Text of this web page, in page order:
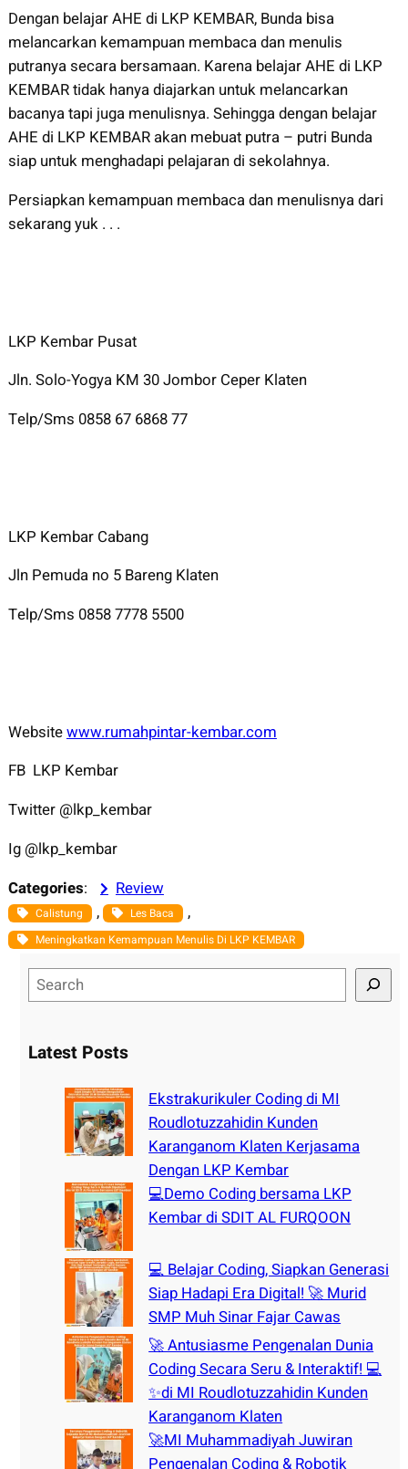
Dengan belajar AHE di LKP KEMBAR, Bunda bisa
melancarkan kemampuan membaca dan menulis
putranya secara bersamaan. Karena belajar AHE di LKP
KEMBAR tidak hanya diajarkan untuk melancarkan
bacanya tapi juga menulisnya. Sehingga dengan belajar
AHE di LKP KEMBAR akan mebuat putra – putri Bunda
siap untuk menghadapi pelajaran di sekolahnya.
Persiapkan kemampuan membaca dan menulisnya dari
sekarang yuk . . .
LKP Kembar Pusat
Jln. Solo-Yogya KM 30 Jombor Ceper Klaten
Telp/Sms 0858 67 6868 77
LKP Kembar Cabang
Jln Pemuda no 5 Bareng Klaten
Telp/Sms 0858 7778 5500
Websitewww.rumahpintar-kembar.com
FB LKP Kembar
Twitter @lkp_kembar
Ig @lkp_kembar
Categories: Review
Calistung , Les Baca ,
Meningkatkan Kemampuan Menulis Di LKP KEMBAR
e
rLatest Posts
Ekstrakurikuler Coding di MI
Roudlotuzzahidin Kunden
Karanganom Klaten Kerjasama
Dengan LKP Kembar
💻Demo Coding bersama LKP
Kembar di SDIT AL FURQOON
💻 Belajar Coding, Siapkan Generasi
Siap Hadapi Era Digital! 🚀 Murid
SMP Muh Sinar Fajar Cawas
🚀 Antusiasme Pengenalan Dunia
Coding Secara Seru & Interaktif! 💻
✨di MI Roudlotuzzahidin Kunden
Karanganom Klaten
🚀MI Muhammadiyah Juwiran
Pengenalan Coding & Robotik